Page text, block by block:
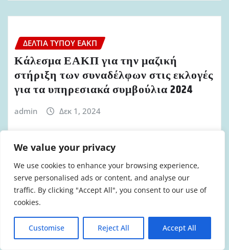
We value your privacy
We use cookies to enhance your browsing experience,
serve personalised ads or content, and analyse our
traffic. By clicking "Accept All", you consent to our use of
cookies.
Customise Reject All Accept All
ΔΕΛΤΊΑ ΤΎΠΟΥ ΕΑΚΠ
Κάλεσμα ΕΑΚΠ για την μαζική
στήριξη των συναδέλφων στις εκλογές
για τα υπηρεσιακά συμβούλια 2024
admin Δεκ 1, 2024
ΔΕΛΤΊΑ ΤΎΠΟΥ ΕΑΚΠ
Κάλεσμα ΕΑΚΠ για συμμετοχή στην
απεργία στις 20 Νοεμρίου 2024
admin Νοέ 19, 2024